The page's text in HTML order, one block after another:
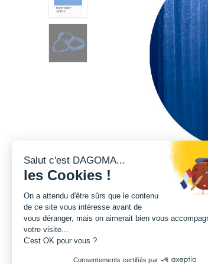
Salut c'est DAGOMA...
les Cookies !
On a attendu d'être sûrs que le contenu
de ce site vous intéresse avant de
vous déranger, mais on aimerait bien vous
votre visite...
C'est OK pour vous ?
Consentements certifiés par